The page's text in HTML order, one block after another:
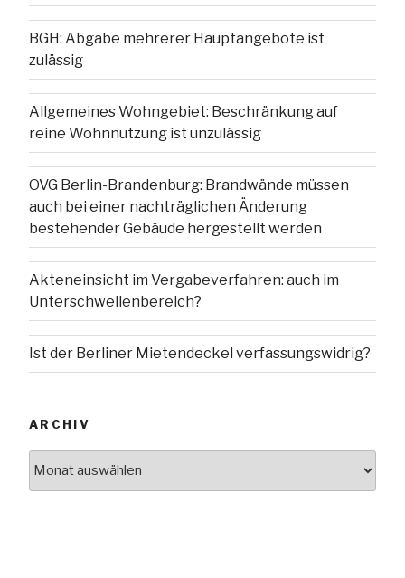
BGH: Abgabe mehrerer Hauptangebote ist
zulässig
Allgemeines Wohngebiet: Beschränkung auf
reine Wohnnutzung ist unzulässig
OVG Berlin-Brandenburg: Brandwände müssen
auch bei einer nachträglichen Änderung
bestehender Gebäude hergestellt werden
Akteneinsicht im Vergabeverfahren: auch im
Unterschwellenbereich?
Ist der Berliner Mietendeckel verfassungswidrig?
ARCHIV